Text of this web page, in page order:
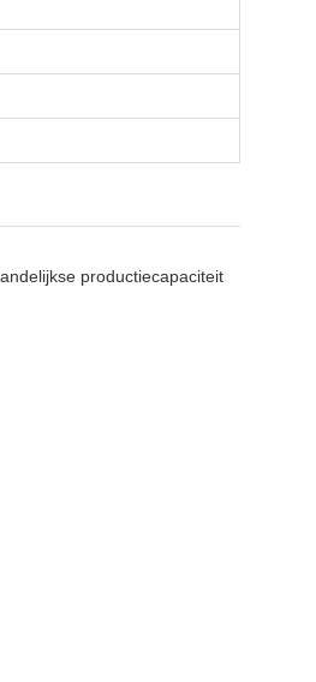
productiecapaciteit